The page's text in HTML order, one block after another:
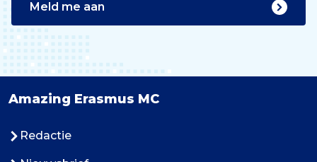
Meld me aan
Amazing Erasmus MC
Redactie